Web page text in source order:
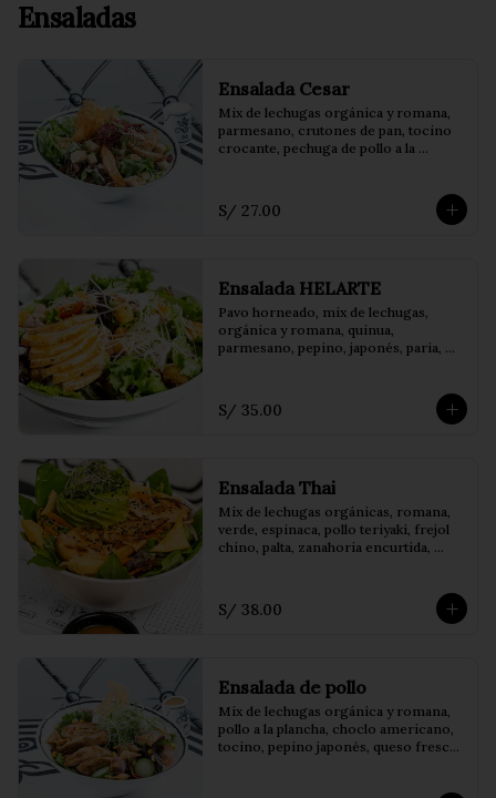
Ensaladas
Ensalada Cesar
Mix de lechugas orgánica y romana,
parmesano, crutones de pan, tocino
crocante, pechuga de pollo a la
S/ 27.00
Ensalada HELARTE
Pavo horneado, mix de lechugas,
orgánica y romana, quinua,
parmesano, pepino, japonés, paria,
Acompañados de vinagreta de
balsámico
S/ 35.00
Ensalada Thai
Mix de lechugas orgánicas, romana,
verde, espinaca, pollo teriyaki, frejol
chino, palta, zanahoria encurtida,
S/ 38.00
Ensalada de pollo
Mix de lechugas orgánica y romana,
pollo a la plancha, choclo americano,
tocino, pepino japonés, queso fresco,